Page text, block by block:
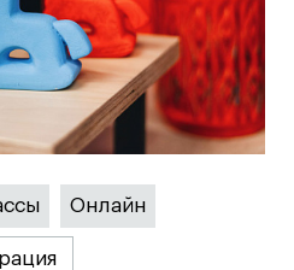
Адрес на карте
Адрес на карте
Онлайн